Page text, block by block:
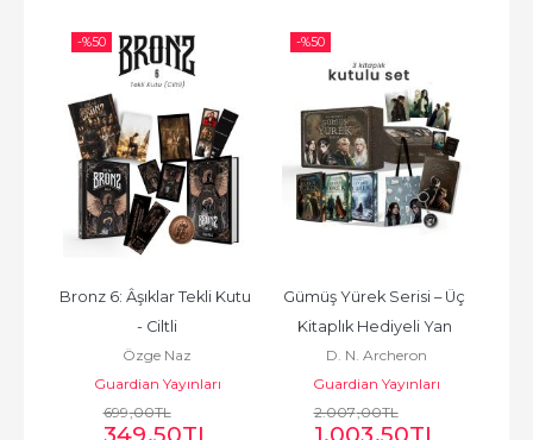
-%50
Bronz 6: Âşıklar Tekli Kutu
- Ciltli
Özge Naz
Guardian Yayınları
699,00TL
349,50TL
-%50
Gümüş Yürek Serisi – Üç
Kitaplık Hediyeli Yan
Boyamalı Kutu
D. N. Archeron
Guardian Yayınları
2.007,00TL
1.003,50TL